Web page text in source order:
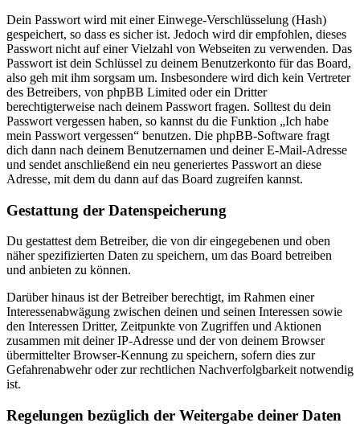
Dein Passwort wird mit einer Einwege-Verschlüsselung (Hash)
gespeichert, so dass es sicher ist. Jedoch wird dir empfohlen, dieses
Passwort nicht auf einer Vielzahl von Webseiten zu verwenden. Das
Passwort ist dein Schlüssel zu deinem Benutzerkonto für das Board,
also geh mit ihm sorgsam um. Insbesondere wird dich kein Vertreter
des Betreibers, von phpBB Limited oder ein Dritter
berechtigterweise nach deinem Passwort fragen. Solltest du dein
Passwort vergessen haben, so kannst du die Funktion „Ich habe
mein Passwort vergessen“ benutzen. Die phpBB-Software fragt
dich dann nach deinem Benutzernamen und deiner E-Mail-Adresse
und sendet anschließend ein neu generiertes Passwort an diese
Adresse, mit dem du dann auf das Board zugreifen kannst.
Gestattung der Datenspeicherung
Du gestattest dem Betreiber, die von dir eingegebenen und oben
näher spezifizierten Daten zu speichern, um das Board betreiben
und anbieten zu können.
Darüber hinaus ist der Betreiber berechtigt, im Rahmen einer
Interessenabwägung zwischen deinen und seinen Interessen sowie
den Interessen Dritter, Zeitpunkte von Zugriffen und Aktionen
zusammen mit deiner IP-Adresse und der von deinem Browser
übermittelter Browser-Kennung zu speichern, sofern dies zur
Gefahrenabwehr oder zur rechtlichen Nachverfolgbarkeit notwendig
ist.
Regelungen bezüglich der Weitergabe deiner Daten